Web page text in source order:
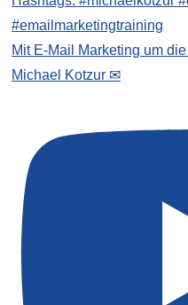
Mit E-Mail Marketing um
Michael Kotzur ✉